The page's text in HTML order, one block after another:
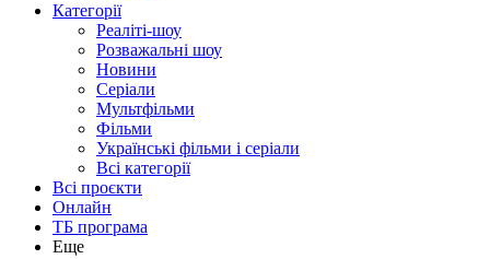
Категорії
Реаліті-шоу
Розважальні шоу
Новини
Серіали
Мультфільми
Фільми
Українські фільми і серіали
Всі категорії
Всі проєкти
Онлайн
ТБ програма
Еще